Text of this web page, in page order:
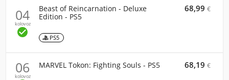
04
kolovoz

Beast of Reincarnation - Deluxe
Edition - PS5
PS5
68,99 €
06
kolovoz
MARVEL Tokon: Fighting Souls - PS5 68,19 €